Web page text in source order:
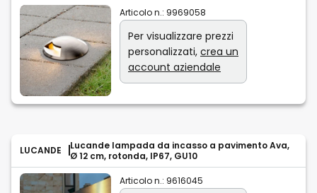
Articolo n.: 9969058
Per visualizzare prezzi
personalizzati, crea un
account aziendale
LUCANDE
Lucande lampada da incasso a pavimento Ava,
Ø 12 cm, rotonda, IP67, GU10
Articolo n.: 9616045